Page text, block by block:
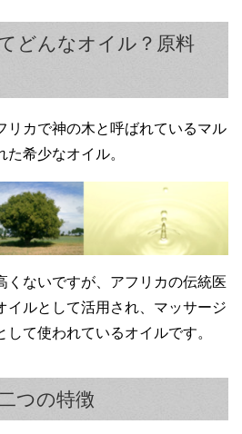
どんなオイル？原料
リカで神の木と呼ばれているマル
希少なオイル。
くないですが、アフリカの伝統医
イルとして活用され、マッサージ
て使われているオイルです。
つの特徴